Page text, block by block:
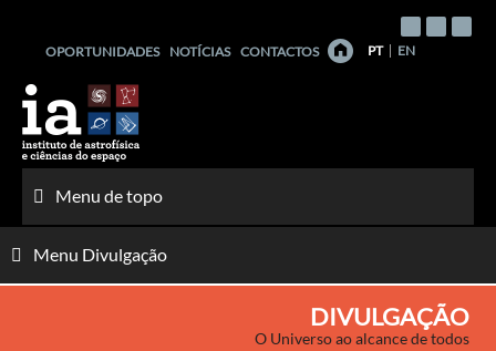
conteúdo
OPORTUNIDADES NOTÍCIAS CONTACTOS PT EN
Menu de topo
Menu Divulgação
DIVULGAÇÃO
O Universo ao alcance de todos